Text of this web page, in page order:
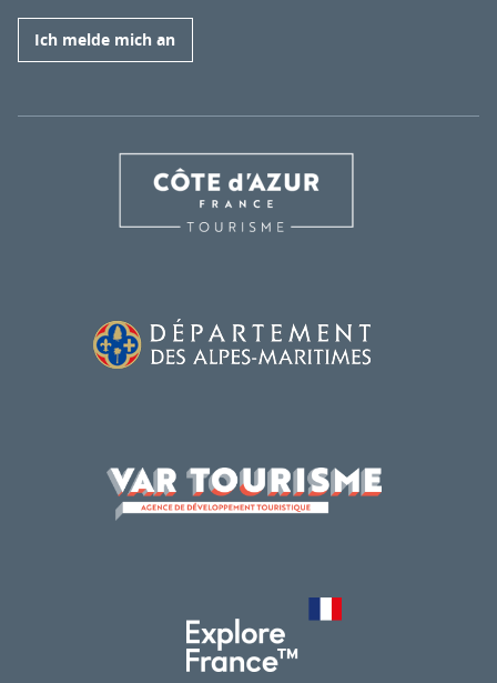
Ich melde mich an